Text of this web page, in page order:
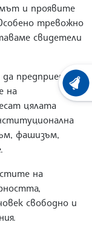
и проявите
тревожно
свидетели
предприемат
на
цялата
фашизъм,
на
свободно и